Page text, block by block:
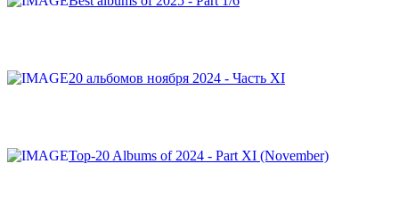
20 альбомов ноября 2024 - Часть XI
Top-20 Albums of 2024 - Part XI (November)